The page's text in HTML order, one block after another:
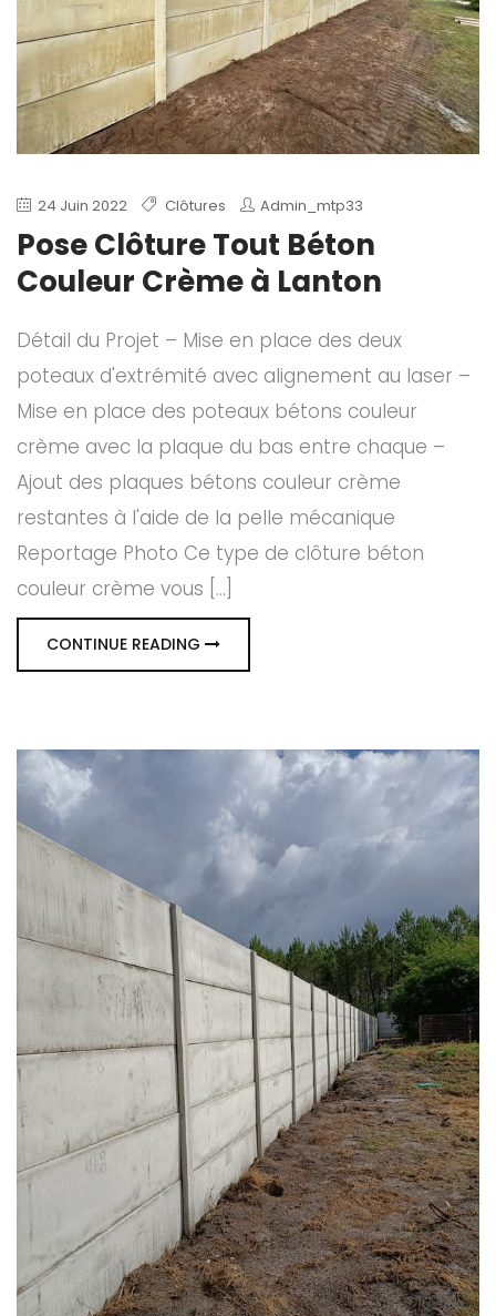
24 Juin 2022 Clôtures Admin_mtp33
Pose Clôture Tout Béton
Couleur Crème à Lanton
Détail du Projet – Mise en place des deux
poteaux d'extrémité avec alignement au laser –
Mise en place des poteaux bétons couleur
crème avec la plaque du bas entre chaque –
Ajout des plaques bétons couleur crème
restantes à l'aide de la pelle mécanique
Reportage Photo Ce type de clôture béton
couleur crème vous [...]
CONTINUE READING